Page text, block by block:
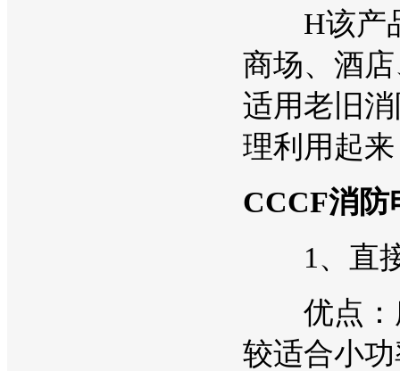
H该产品
商场、酒
适用老旧
理利用起
CCCF消防
1、直接
优点：所
较适合小